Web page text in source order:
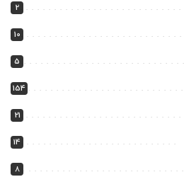
2
10
5
154
21
14
8